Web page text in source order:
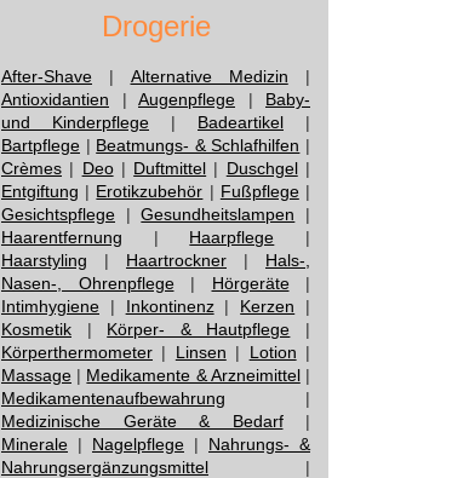
Drogerie
After-Shave | Alternative Medizin |
Antioxidantien | Augenpflege | Baby-
und Kinderpflege | Badeartikel |
Bartpflege | Beatmungs- & Schlafhilfen |
Crèmes | Deo| Duftmittel | Duschgel|
Entgiftung | Erotikzubehör | Fußpflege|
Gesichtspflege |Gesundheitslampen |
Haarentfernung | Haarpflege |
Haarstyling | Haartrockner | Hals-,
Nasen-, Ohrenpflege| Hörgeräte|
Intimhygiene | Inkontinenz| Kerzen |
Kosmetik | Körper- & Hautpflege |
Körperthermometer | Linsen | Lotion |
Massage | Medikamente & Arzneimittel|
Medikamentenaufbewahrung |
Medizinische Geräte & Bedarf|
Minerale | Nagelpflege | Nahrungs- &
Nahrungsergänzungsmittel |